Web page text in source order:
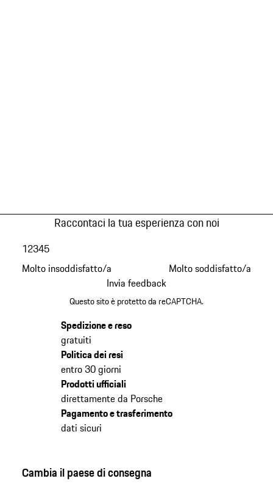
Raccontaci la tua esperienza con noi
Molto insoddisfatto/a
12345
Molto soddisfatto/a
Invia feedback
Questo sito è protetto da reCAPTCHA.
Spedizione e reso
gratuiti
Politica dei resi
entro 30 giorni
Prodotti ufficiali
direttamente da Porsche
Pagamento e trasferimento
dati sicuri
Cambia il paese di consegna